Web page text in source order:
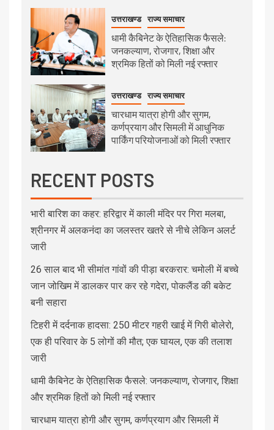
उत्तराखण्ड राज्य समाचार
धामी कैबिनेट के ऐतिहासिक फैसले:
जनकल्याण, रोजगार, शिक्षा और
श्रमिक हितों को मिली नई रफ्तार
उत्तराखण्ड राज्य समाचार
चारधाम यात्रा होगी और सुगम,
कर्णप्रयाग और सिमली में आधुनिक
पार्किंग परियोजनाओं को मिली रफ्तार
RECENT POSTS
भारी बारिश का कहर: हरिद्वार में काली मंदिर पर गिरा मलबा,
श्रीनगर में अलकनंदा का जलस्तर खतरे से नीचे लेकिन अलर्ट
जारी
26 साल बाद भी सीमांत गांवों की पीड़ा बरकरार: चमोली में बच्चे
जान जोखिम में डालकर पार कर रहे गदेरा, पोकलैंड की बकेट
बनी सहारा
टिहरी में दर्दनाक हादसा: 250 मीटर गहरी खाई में गिरी बोलेरो,
एक ही परिवार के 5 लोगों की मौत; एक घायल, एक की तलाश
जारी
धामी कैबिनेट के ऐतिहासिक फैसले: जनकल्याण, रोजगार, शिक्षा
और श्रमिक हितों को मिली नई रफ्तार
चारधाम यात्रा होगी और सुगम, कर्णप्रयाग और सिमली में